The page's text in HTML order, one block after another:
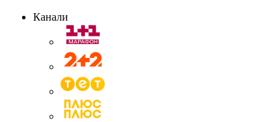
Канали